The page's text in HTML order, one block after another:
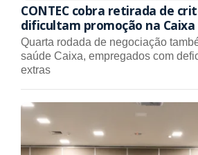
CONTEC cobra retirada de
dificultam promoção na Caixa
Quarta rodada de negociação
saúde Caixa, empregados com
extras